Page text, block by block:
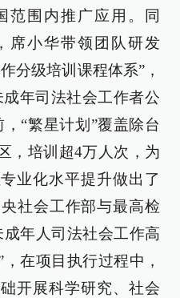
范围内推广应用。同
席小华带领团队研发
分级培训课程体系”，
年司法社会工作者公
“繁星计划”覆盖除台
，培训超4万人次，为
业化水平提升做出了
社会工作部与最高检
年人司法社会工作高
在项目执行过程中，
开展科学研究、社会